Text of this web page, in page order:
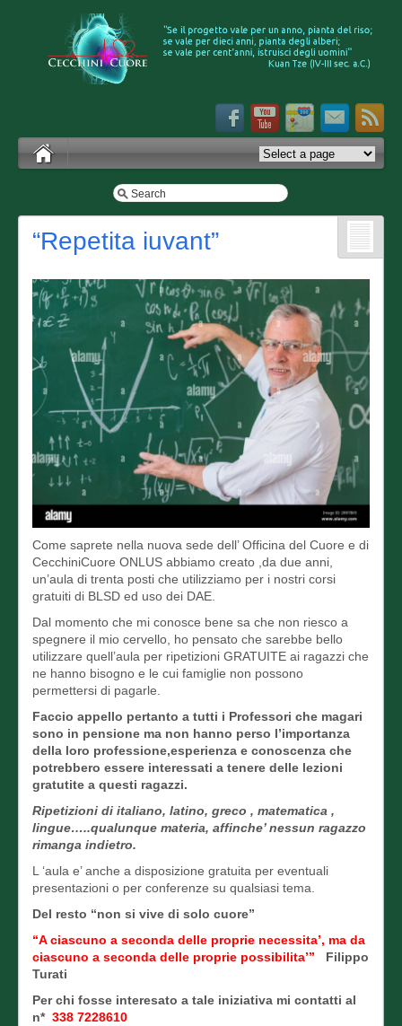
“Repetita iuvant”
Come saprete nella nuova sede dell’ Officina del Cuore e di
CecchiniCuore ONLUS abbiamo creato ,da due anni,
un’aula di trenta posti che utilizziamo per i nostri corsi
gratuiti di BLSD ed uso dei DAE.
Dal momento che mi conosce bene sa che non riesco a
spegnere il mio cervello, ho pensato che sarebbe bello
utilizzare quell’aula per ripetizioni GRATUITE ai ragazzi che
ne hanno bisogno e le cui famiglie non possono
permettersi di pagarle.
Faccio appello pertanto a tutti i Professori che magari
sono in pensione ma non hanno perso l’importanza
della loro professione,esperienza e conoscenza che
potrebbero essere interessati a tenere delle lezioni
gratutite a questi ragazzi.
Ripetizioni di italiano, latino, greco , matematica ,
lingue…..qualunque materia, affinche’ nessun ragazzo
rimanga indietro.
L ‘aula e’ anche a disposizione gratuita per eventuali
presentazioni o per conferenze su qualsiasi tema.
Del resto “non si vive di solo cuore”
“A ciascuno a seconda delle proprie necessita’, ma da
ciascuno a seconda delle proprie possibilita’”
Filippo
Turati
Per chi fosse interesato a tale iniziativa mi contatti al
n* 338 7228610